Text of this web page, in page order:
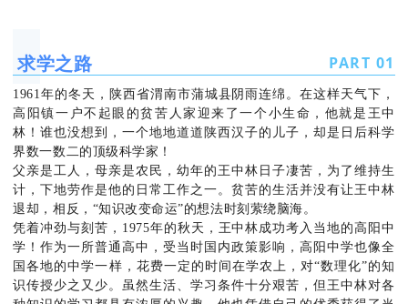
求学之路 PART 01
1961年的冬天，陕西省渭南市蒲城县阴雨连绵。在这样天气下，
高阳镇一户不起眼的贫苦人家迎来了一个小生命，他就是王中
林！谁也没想到，一个地地道道陕西汉子的儿子，却是日后科学
界数一数二的顶级科学家！
父亲是工人，母亲是农民，幼年的王中林日子凄苦，为了维持生
计，下地劳作是他的日常工作之一。贫苦的生活并没有让王中林
退却，相反，“知识改变命运”的想法时刻萦绕脑海。
凭着冲劲与刻苦，1975年的秋天，王中林成功考入当地的高阳中
学！作为一所普通高中，受当时国内政策影响，高阳中学也像全
国各地的中学一样，花费一定的时间在学农上，对“数理化”的知
识传授少之又少。虽然生活、学习条件十分艰苦，但王中林对各